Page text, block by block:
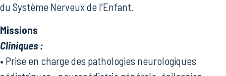
du Système Nerveux de l’Enfant.
Missions
Cliniques :
• Prise en charge des pathologies neurologiques